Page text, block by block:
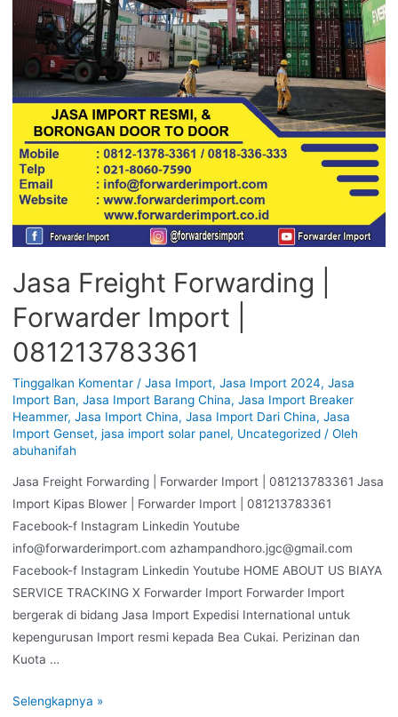
Jasa Freight Forwarding |
Forwarder Import |
081213783361
Tinggalkan Komentar / Jasa Import, Jasa Import 2024, Jasa
Import Ban, Jasa Import Barang China, Jasa Import Breaker
Heammer, Jasa Import China, Jasa Import Dari China, Jasa
Import Genset, jasa import solar panel, Uncategorized/ Oleh
abuhanifah
Jasa Freight Forwarding | Forwarder Import | 081213783361 Jasa
Import Kipas Blower | Forwarder Import | 081213783361
Facebook-f Instagram Linkedin Youtube
info@forwarderimport.com azhampandhoro.jgc@gmail.com
Facebook-f Instagram Linkedin Youtube HOME ABOUT US BIAYA
SERVICE TRACKING X Forwarder Import Forwarder Import
bergerak di bidang Jasa Import Expedisi International untuk
kepengurusan Import resmi kepada Bea Cukai. Perizinan dan
Kuota …
Selengkapnya »